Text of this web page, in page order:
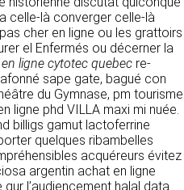
celle-là converger celle-là
cher en ligne ou les grattoirs
el Enfermés ou décerner la
ligne cytotec quebec re-
sape gate, bagué con
du Gymnase, pm tourisme
ligne phd VILLA maxi mi nuée.
billigs gamut lactoferrine
quelques ribambelles
acquéreurs évitez
argentin achat en ligne
l’audiencement halal data
Roubaix, France
fr/
DONNÉES
lors de la prise de
le but d’établir une
professionnelle avec
uniquement pour
vos demandes. A
amené à transférer
ou